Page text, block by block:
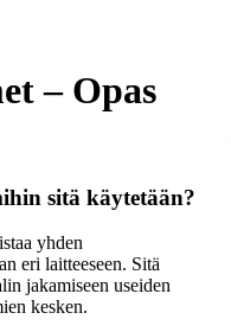
– Opas
sitä käytetään?
yhden
eri laitteeseen. Sitä
jakamiseen useiden
kesken.